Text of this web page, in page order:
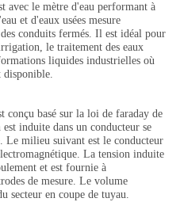
avec le mètre d'eau performant à
et d'eaux usées mesure
conduits fermés. Il est idéal pour
le traitement des eaux
liquides industrielles où
disponible.
conçu basé sur la loi de faraday de
induite dans un conducteur se
Le milieu suivant est le conducteur
La tension induite
et est fournie à
de mesure. Le volume
secteur en coupe de tuyau.